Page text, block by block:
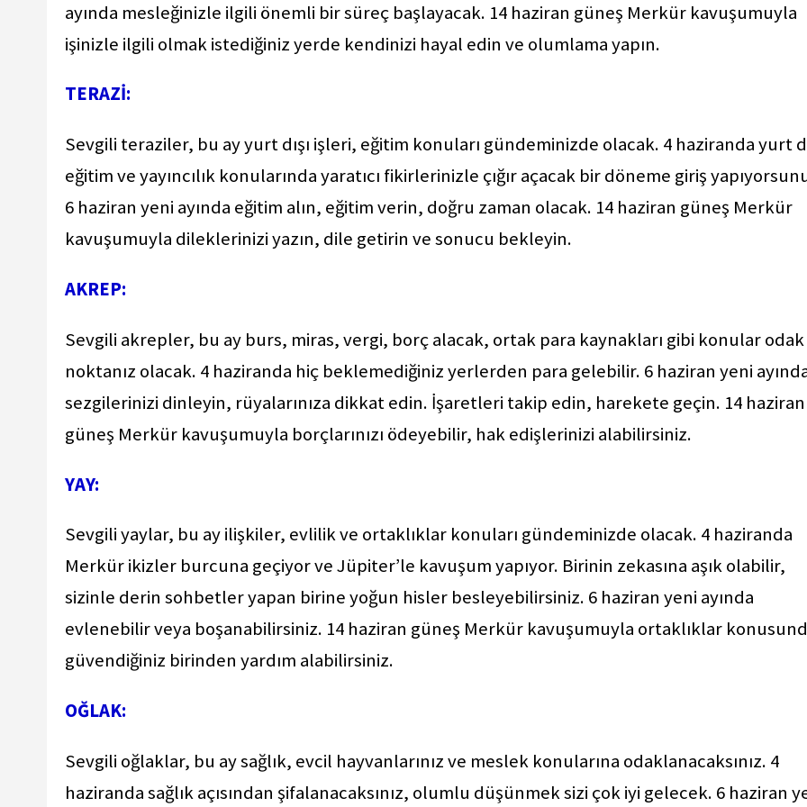
ayında mesleğinizle ilgili önemli bir süreç başlayacak. 14 haziran güneş Merkür kavuşumuyla
işinizle ilgili olmak istediğiniz yerde kendinizi hayal edin ve olumlama yapın.
TERAZİ:
Sevgili teraziler, bu ay yurt dışı işleri, eğitim konuları gündeminizde olacak. 4 haziranda yurt
eğitim ve yayıncılık konularında yaratıcı fikirlerinizle çığır açacak bir döneme giriş
6 haziran yeni ayında eğitim alın, eğitim verin, doğru zaman olacak. 14 haziran güneş Merkür
kavuşumuyla dileklerinizi yazın, dile getirin ve sonucu bekleyin.
AKREP:
Sevgili akrepler, bu ay burs, miras, vergi, borç alacak, ortak para kaynakları gibi konular odak
noktanız olacak. 4 haziranda hiç beklemediğiniz yerlerden para gelebilir. 6 haziran yeni
sezgilerinizi dinleyin, rüyalarınıza dikkat edin. İşaretleri takip edin, harekete geçin. 14 haziran
güneş Merkür kavuşumuyla borçlarınızı ödeyebilir, hak edişlerinizi alabilirsiniz.
YAY:
Sevgili yaylar, bu ay ilişkiler, evlilik ve ortaklıklar konuları gündeminizde olacak. 4 haziranda
Merkür ikizler burcuna geçiyor ve Jüpiter’le kavuşum yapıyor. Birinin zekasına aşık olabilir,
sizinle derin sohbetler yapan birine yoğun hisler besleyebilirsiniz. 6 haziran yeni ayında
evlenebilir veya boşanabilirsiniz. 14 haziran güneş Merkür kavuşumuyla ortaklıklar
güvendiğiniz birinden yardım alabilirsiniz.
OĞLAK:
Sevgili oğlaklar, bu ay sağlık, evcil hayvanlarınız ve meslek konularına odaklanacaksınız. 4
haziranda sağlık açısından şifalanacaksınız, olumlu düşünmek sizi çok iyi gelecek. 6 haziran